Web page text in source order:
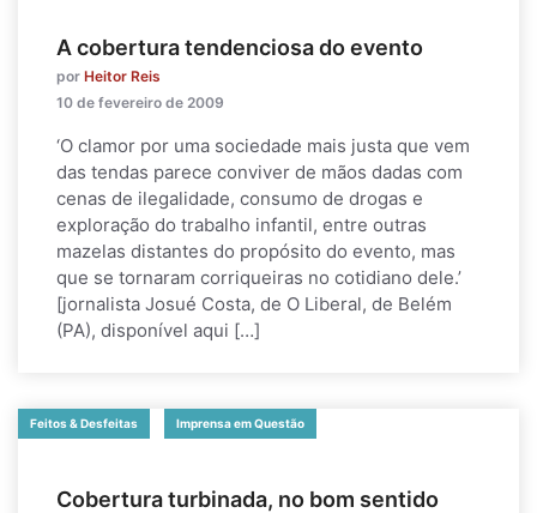
A cobertura tendenciosa do evento
por Heitor Reis
10 de fevereiro de 2009
‘O clamor por uma sociedade mais justa que vem
das tendas parece conviver de mãos dadas com
cenas de ilegalidade, consumo de drogas e
exploração do trabalho infantil, entre outras
mazelas distantes do propósito do evento, mas
que se tornaram corriqueiras no cotidiano dele.’
[jornalista Josué Costa, de O Liberal, de Belém
(PA), disponível aqui […]
Feitos & Desfeitas Imprensa em Questão
Cobertura turbinada, no bom sentido